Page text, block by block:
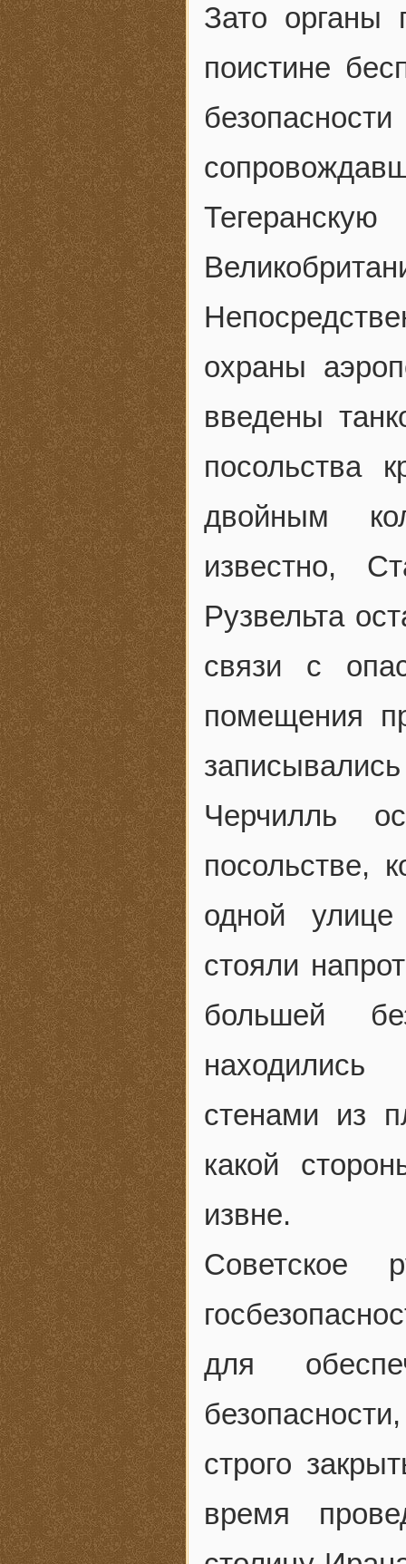
Зато органы
поистине
охраны
введены
посольства
двойным
известно,
Рузвельта
связи с
помещения
Черчилль
посольстве,
одной улице
стояли
большей
находились
стенами из
какой
извне.
Советское
для
строго
время